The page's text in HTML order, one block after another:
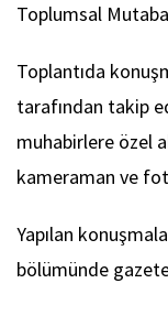
Toplumsal
Toplantıda
tarafından takip
muhabirlere özel
kameraman ve
Yapılan
bölümünde